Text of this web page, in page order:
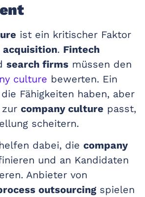
ist ein kritischer Faktor
. Fintech
search firms müssen den
culture bewerten. Ein
Fähigkeiten haben, aber
company culture passt,
scheitern.
dabei, die company
und an Kandidaten
Anbieter von
outsourcing spielen